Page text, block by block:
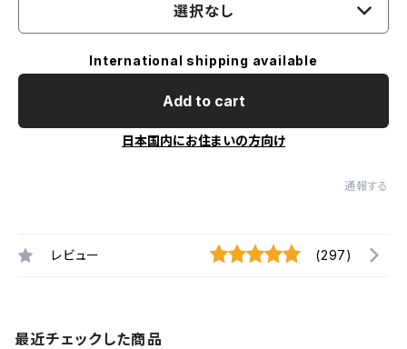
選択なし
International shipping available
Add to cart
日本国内にお住まいの方向け
通報する
レビュー (297)
最近チェックした商品